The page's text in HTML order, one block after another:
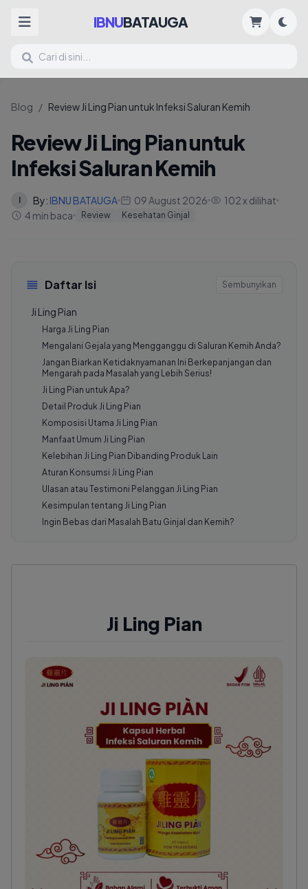
IBNUBATAUGA
Blog / Review Ji Ling Pian untuk Infeksi Saluran Kemih
Review Ji Ling Pian untuk
Infeksi Saluran Kemih
I By: IBNU BATAUGA 09 August 2026
102 x dilihat
4 min baca
Review Kesehatan Ginjal
Daftar Isi Sembunyikan
Ji Ling Pian
Harga Ji Ling Pian
Mengalani Gejala yang Mengganggu di Saluran Kemih Anda?
Jangan Biarkan Ketidaknyamanan Ini Berkepanjangan dan
Mengarah pada Masalah yang Lebih Serius!
Ji Ling Pian untuk Apa?
Detail Produk Ji Ling Pian
Komposisi Utama Ji Ling Pian
Manfaat Umum Ji Ling Pian
Kelebihan Ji Ling Pian Dibanding Produk Lain
Aturan Konsumsi Ji Ling Pian
Ulasan atau Testimoni Pelanggan Ji Ling Pian
Kesimpulan tentang Ji Ling Pian
Ingin Bebas dari Masalah Batu Ginjal dan Kemih?
Ji Ling Pian